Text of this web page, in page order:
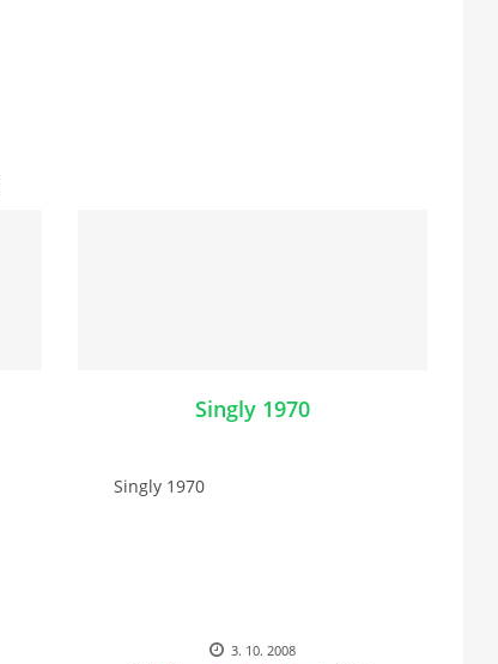
Singly 1970
Singly 1970
3. 10. 2008